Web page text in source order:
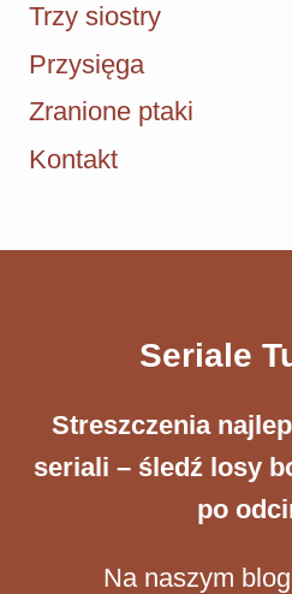
Trzy siostry
Przysięga
Zranione ptaki
Kontakt
Seriale
Streszczenia
seriali – śledź losy
po
Na naszym